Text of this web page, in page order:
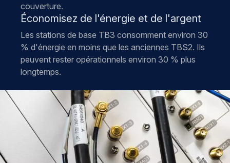
couverture.
Économisez de l'énergie et de l'argent
Les stations de base TB3 consomment environ 30
% d'énergie en moins que les anciennes TBS2. Ils
peuvent rester opérationnels environ 30 % plus
longtemps.